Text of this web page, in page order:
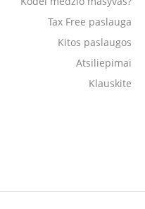
Tax Free paslauga
Kitos paslaugos
Atsiliepimai
Klauskite